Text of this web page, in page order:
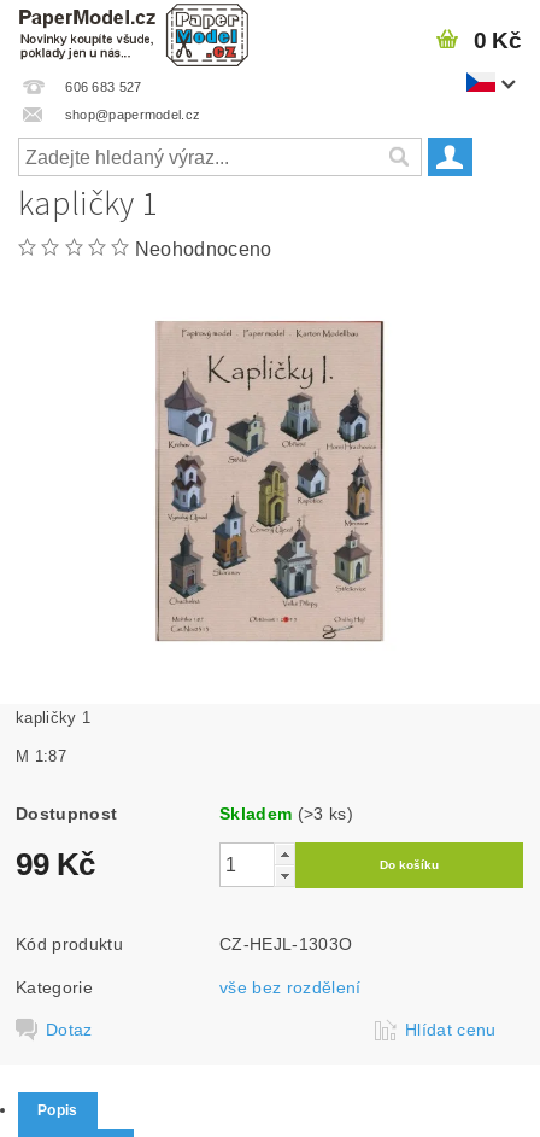
606 683 527
shop@papermodel.cz
0 Kč
kapličky 1
Neohodnoceno
kapličky 1
M 1:87
Dostupnost Skladem (>3 ks)
99 Kč
Kód produktu CZ-HEJL-1303O
Kategorie vše bez rozdělení
Dotaz Hlídat cenu
Popis